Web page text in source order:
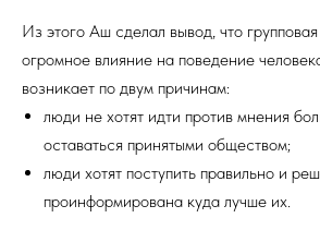
Из этого Аш сделал вывод, что
огромное влияние на поведение
возникает по двум причинам:
люди не хотят идти против мнения
оставаться принятыми обществом;
люди хотят поступить правильно и
проинформирована куда лучше их.